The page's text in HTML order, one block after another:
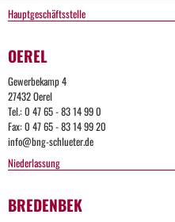
Hauptgeschäftsstelle
OEREL
Gewerbekamp 4
27432 Oerel
Tel.: 0 47 65 - 83 14 99 0
Fax: 0 47 65 - 83 14 99 20
info@bng-schlueter.de
Niederlassung
BREDENBEK